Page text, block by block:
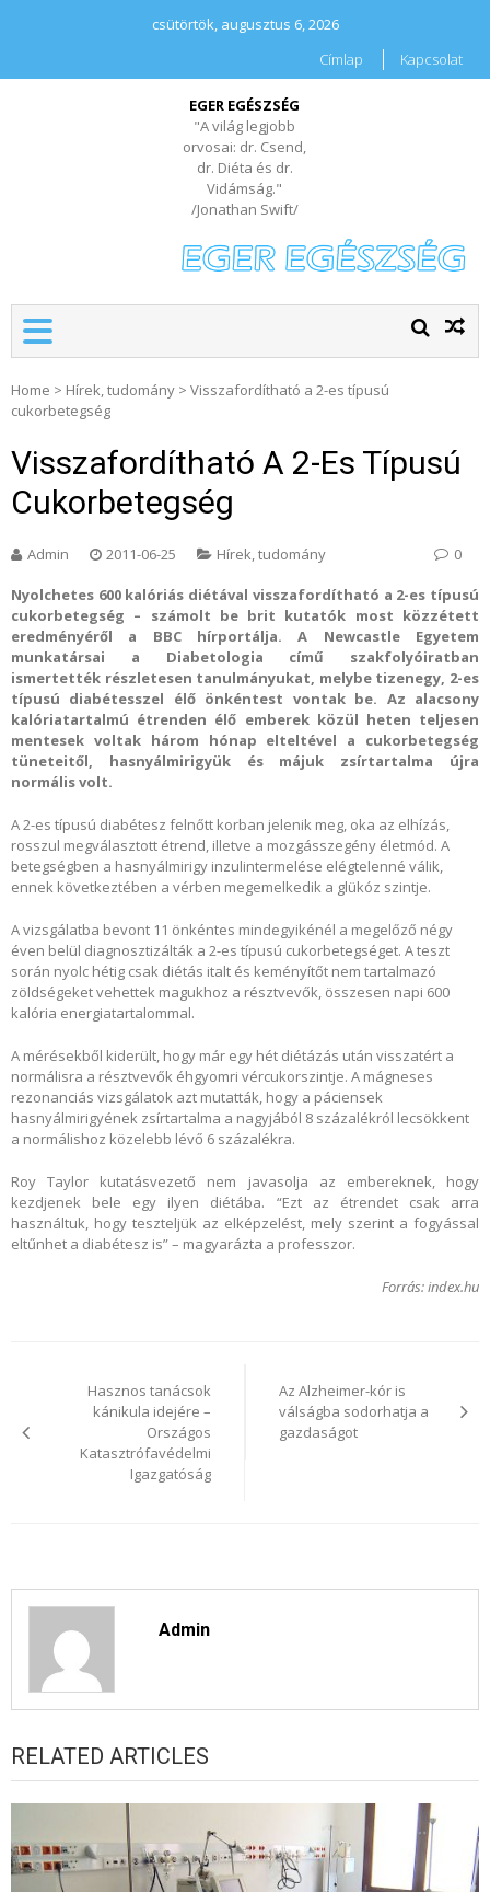
csütörtök, augusztus 6, 2026
Címlap
Kapcsolat
EGER EGÉSZSÉG
"A világ legjobb
orvosai: dr. Csend,
dr. Diéta és dr.
Vidámság."
/Jonathan Swift/
Home > Hírek, tudomány > Visszafordítható a 2-es típusú
cukorbetegség
Visszafordítható A 2-Es Típusú
Cukorbetegség
Admin 2011-06-25 Hírek, tudomány 0
Nyolchetes 600 kalóriás diétával visszafordítható a 2-es típusú
cukorbetegség – számolt be brit kutatók most közzétett
eredményéről a BBC hírportálja. A Newcastle Egyetem
munkatársai a Diabetologia című szakfolyóiratban
ismertették részletesen tanulmányukat, melybe tizenegy, 2-es
típusú diabétesszel élő önkéntest vontak be. Az alacsony
kalóriatartalmú étrenden élő emberek közül heten teljesen
mentesek voltak három hónap elteltével a cukorbetegség
tüneteitől, hasnyálmirigyük és májuk zsírtartalma újra
normális volt.
A 2-es típusú diabétesz felnőtt korban jelenik meg, oka az elhízás,
rosszul megválasztott étrend, illetve a mozgásszegény életmód. A
betegségben a hasnyálmirigy inzulintermelése elégtelenné válik,
ennek következtében a vérben megemelkedik a glükóz szintje.
A vizsgálatba bevont 11 önkéntes mindegyikénél a megelőző négy
éven belül diagnosztizálták a 2-es típusú cukorbetegséget. A teszt
során nyolc hétig csak diétás italt és keményítőt nem tartalmazó
zöldségeket vehettek magukhoz a résztvevők, összesen napi 600
kalória energiatartalommal.
A mérésekből kiderült, hogy már egy hét diétázás után visszatért a
normálisra a résztvevők éhgyomri vércukorszintje. A mágneses
rezonanciás vizsgálatok azt mutatták, hogy a páciensek
hasnyálmirigyének zsírtartalma a nagyjából 8 százalékról lecsökkent
a normálishoz közelebb lévő 6 százalékra.
Roy Taylor kutatásvezető nem javasolja az embereknek, hogy
kezdjenek bele egy ilyen diétába. “Ezt az étrendet csak arra
használtuk, hogy teszteljük az elképzelést, mely szerint a fogyással
eltűnhet a diabétesz is” – magyarázta a professzor.
Forrás: index.hu
Hasznos tanácsok
kánikula idejére –
Országos
Katasztrófavédelmi
Igazgatóság
Az Alzheimer-kór is
válságba sodorhatja a
gazdaságot
Admin
RELATED ARTICLES